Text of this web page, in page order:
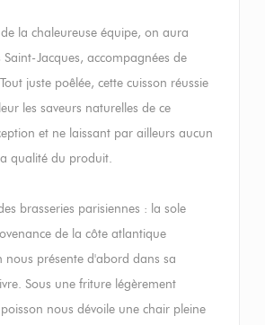
de la chaleureuse équipe, on aura
Jacques, accompagnées de
juste poêlée, cette cuisson réussie
les saveurs naturelles de ce
et ne laissant par ailleurs aucun
qualité du produit.
brasseries parisiennes : la sole
de la côte atlantique
nous présente d'abord dans sa
Sous une friture légèrement
nous dévoile une chair pleine